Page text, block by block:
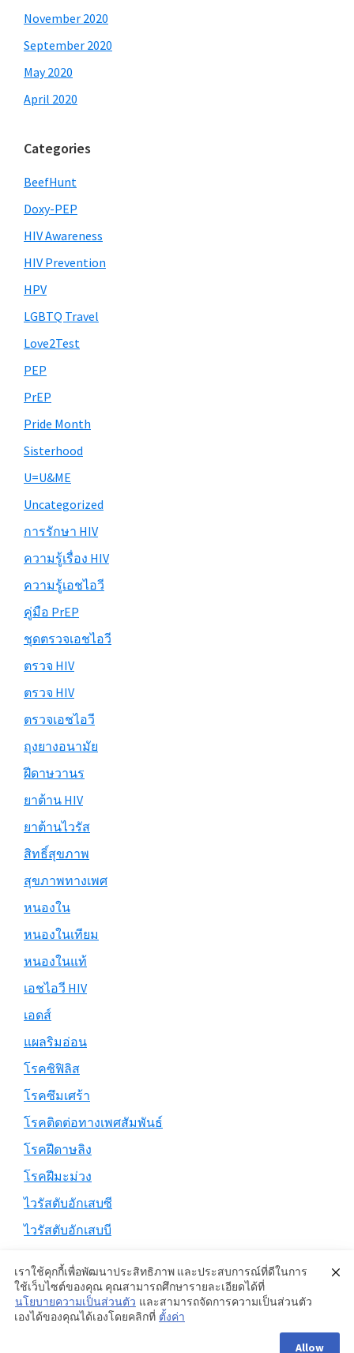
November 2020
September 2020
May 2020
April 2020
Categories
BeefHunt
Doxy-PEP
HIV Awareness
HIV Prevention
HPV
LGBTQ Travel
Love2Test
PEP
PrEP
Pride Month
Sisterhood
U=U&ME
Uncategorized
การรักษา HIV
ความรู้เรื่อง HIV
ความรู้เอชไอวี
คู่มือ PrEP
ชุดตรวจเอชไอวี
ตรวจ HIV
ตรวจ HIV
ตรวจเอชไอวี
ถุงยางอนามัย
ฝีดาษวานร
ยาต้าน HIV
ยาต้านไวรัส
สิทธิ์สุขภาพ
สุขภาพทางเพศ
หนองใน
หนองในเทียม
หนองในแท้
เอชไอวี HIV
เอดส์
แผลริมอ่อน
โรคซิฟิลิส
โรคซึมเศร้า
โรคติดต่อทางเพศสัมพันธ์
โรคฝีดาษลิง
โรคฝีมะม่วง
ไวรัสตับอักเสบซี
ไวรัสตับอักเสบบี
Copyright © 2026 ·Genesis SampleonGenesis Framework
WordPress
เราใช้คุกกี้เพื่อพัฒนาประสิทธิภาพ และประสบการณ์ที่ดีในการ
ใช้เว็บไซต์ของคุณ คุณสามารถศึกษารายละเอียดได้ที่
นโยบายความเป็นส่วนตัว และสามารถจัดการความเป็นส่วนตัว
เองได้ของคุณได้เองโดยคลิกที่ ตั้งค่า
Allow